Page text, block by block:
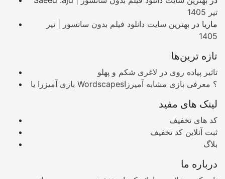
تیر 1405
ماریا در بهترین سایت دانلود فیلم بدون سانسور | تیر
1405
تازه ترین‌ها
تاثیر پیاده روی در لاغری شکم و پهلو
بازی آمیزرا یا Wordscapes؟ معرفی بازی مشابه آمیرزا
لینک های مفید
کد های تخفیف
ثبت آنلاین کد تخفیف
بلاگ
درباره ما